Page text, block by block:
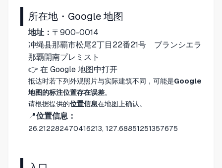
所在地・Google 地图
地址： 〒900-0014
冲绳县那覇市松尾2丁目22番21号 ブランシエラ
那覇開南プレミスト
👉 在 Google 地图中打开
抵达时若下列外观照片与实际建筑不同，可能是Google
地图的标注位置存在误差。
请根据提供的位置信息在地图上确认。
📍位置信息：
26.212282470416213, 127.68851251357675